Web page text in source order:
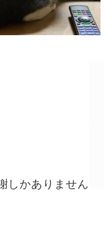
しかありません